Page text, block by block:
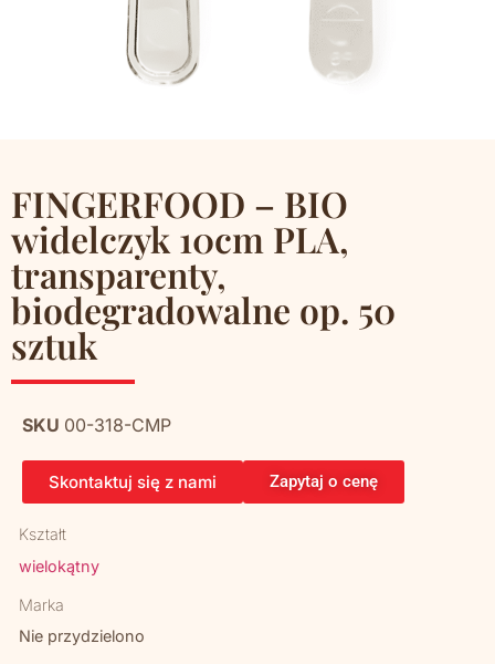
FINGERFOOD – BIO
widelczyk 10cm PLA,
transparenty,
biodegradowalne op. 50
sztuk
SKU 00-318-CMP
Skontaktuj się z nami Zapytaj o cenę
Kształt
wielokątny
Marka
Nie przydzielono